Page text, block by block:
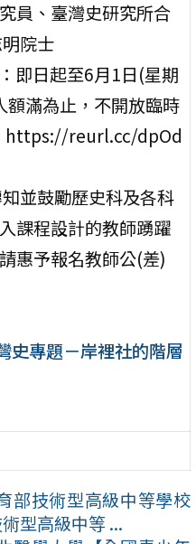
員、臺灣史研究所合
院士
即日起至6月1日(星期
額滿為止，不開放臨時
https://reurl.cc/dpOd
並鼓勵歷史科及各科
課程設計的教師踴躍
惠予報名教師公(差)
史專題－岸裡社的階層
部技術型高級中等學校
型高級中等 ...